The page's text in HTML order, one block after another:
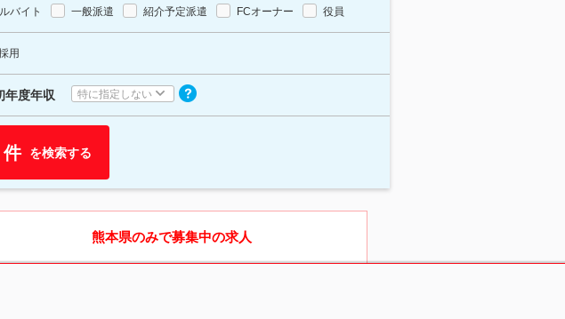
バイト 一般派遣 紹介予定派遣 FCオーナー 役員
用
年度年収 特に指定しない
件 を検索する
熊本県のみで募集中の求人